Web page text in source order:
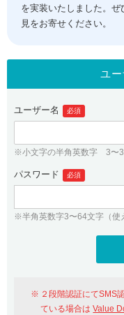
ドメイン一括検索
.jpドメインオークション
gTLDオークション
.jpドメインバックオーダー
プレミアムドメイン
人気ドメインの種類
WHOIS検索
XREA
SSL証明書
お得意様割引
紹介制度
バリュードメインAPI
ドメイン・ホスティングOEM
従来のバリ
おすすめ One レン
を実装いたしました。
見をお寄せください。
ユ
ユーザー名 必須
※小文字の半角英数字 3〜
パスワード 必須
※半角英数字3〜64文字（使
２段階認証にてSMS
ている場合はValue